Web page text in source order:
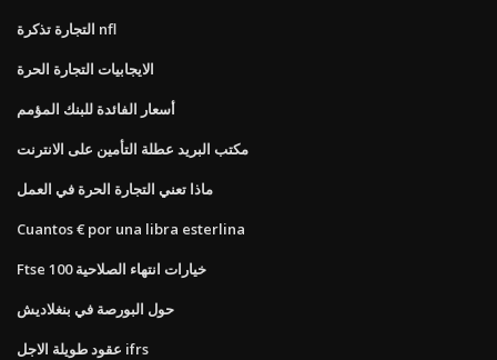
التجارة تذكرة nfl
الايجابيات التجارة الحرة
أسعار الفائدة للبنك المؤمم
مكتب البريد عطلة التأمين على الانترنت
ماذا تعني التجارة الحرة في العمل
Cuantos € por una libra esterlina
Ftse 100 خيارات انتهاء الصلاحية
حول البورصة في بنغلاديش
عقود طويلة الاجل ifrs